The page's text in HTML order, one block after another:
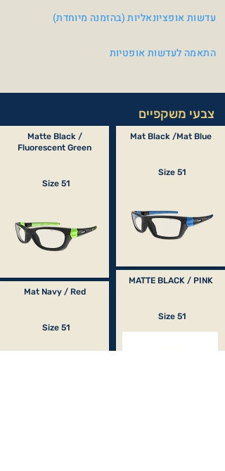
עדשות אופציונאליות (בהזמנה מיוחדת)
התאמה לעדשות אופטיות
צבעי משקפיים
Matte Black /
Fluorescent Green
Size 51
Mat Navy / Red
Size 51
Mat Black /Mat Blue
Size 51
MATTE BLACK / PINK
Size 51